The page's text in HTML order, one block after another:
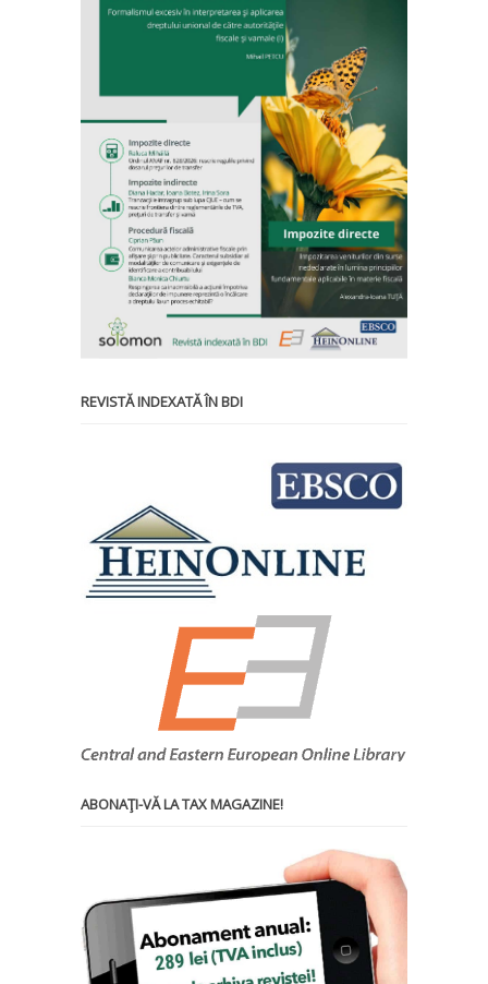
REVISTĂ INDEXATĂ ÎN BDI
ABONAŢI-VĂ LA TAX MAGAZINE!